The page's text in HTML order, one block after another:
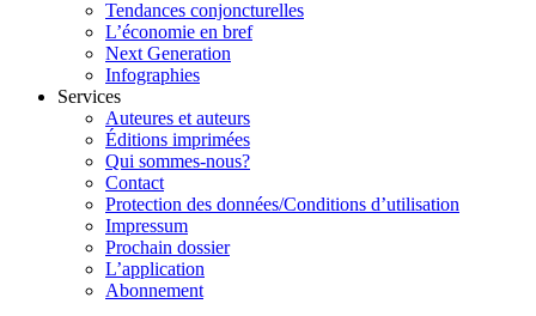
Tendances conjoncturelles
L’économie en bref
Next Generation
Infographies
Services
Auteures et auteurs
Éditions imprimées
Qui sommes-nous?
Contact
Protection des données/Conditions d’utilisation
Impressum
Prochain dossier
L’application
Abonnement